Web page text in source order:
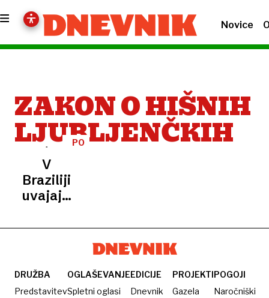
Novice
ZAKON O HIŠNIH
LJUBLJENČKIH
PO
V
Braziliji
uvajajo
skrbništvo
ljubljenčki
DRUŽBA
Predstavitev
OGLAŠEVANJE
Spletni oglasi
EDICIJE
Dnevnik
PROJEKTI
Gazela
POGOJI
Naročniški